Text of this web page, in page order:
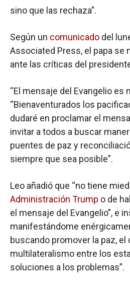
sino que las rechaza”.
Según un comunicado del
Associated Press, el papa se
ante las críticas del
“El mensaje del Evangelio es
“Bienaventurados los
dudaré en proclamar el
invitar a todos a buscar
puentes de paz y
siempre que sea posible”.
Leo añadió que “no tiene
Administración Trump o de
el mensaje del Evangelio”, e
manifestándome
buscando promover la paz, el
multilateralismo entre los
soluciones a los problemas”.